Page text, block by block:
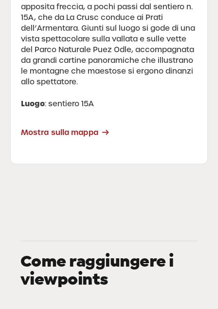
apposita freccia, a pochi passi dal sentiero n.
15A, che da La Crusc conduce ai Prati
dell’Armentara. Giunti sul luogo si gode di una
vista spettacolare sulla vallata e sulle vette
del Parco Naturale Puez Odle, accompagnata
da grandi cartine panoramiche che illustrano
le montagne che maestose si ergono dinanzi
allo spettatore.
Luogo: sentiero 15A
Mostra sulla mappa
Come raggiungere i
viewpoints